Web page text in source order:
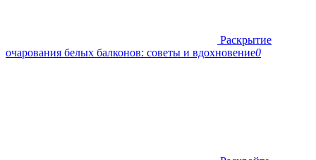
Раскрытие
очарования белых балконов: советы и вдохновение0